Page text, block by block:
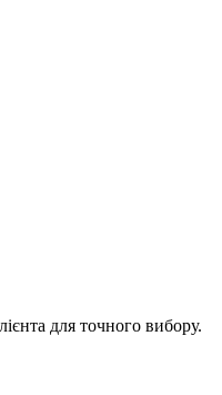
для точного вибору.